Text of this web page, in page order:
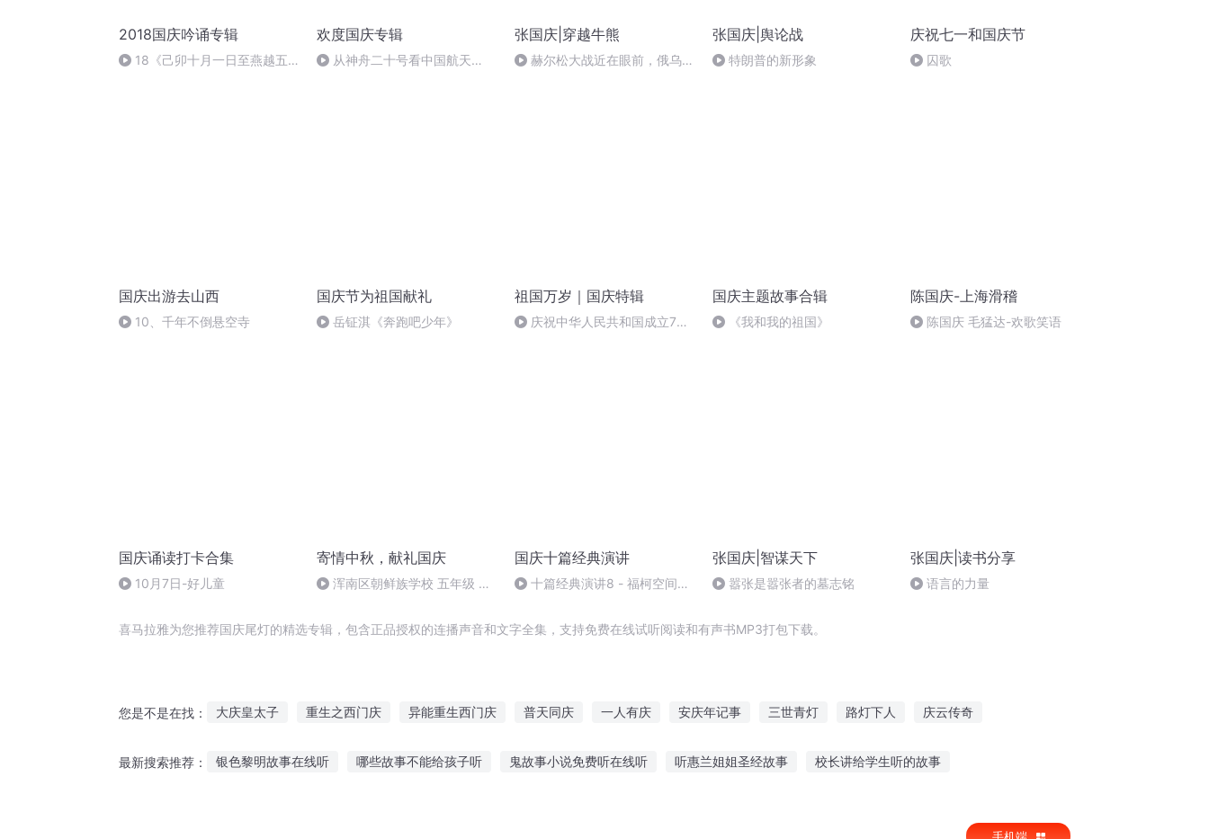
2018国庆吟诵专辑
18《己卯十月一日至燕越五
欢度国庆专辑
从神舟二十号看中国航天
张国庆|穿越牛熊
赫尔松大战近在眼前，俄乌冲
张国庆|舆论战
特朗普的新形象
庆祝七一和国庆节
囚歌
国庆出游去山西
10、千年不倒悬空寺
国庆节为祖国献礼
岳钲淇《奔跑吧少年》
祖国万岁｜国庆特辑
庆祝中华人民共和国成立73
国庆主题故事合辑
《我和我的祖国》
陈国庆-上海滑稽
陈国庆 毛猛达-欢歌笑语
国庆诵读打卡合集
10月7日-好儿童
寄情中秋，献礼国庆
浑南区朝鲜族学校 五年级 孙
国庆十篇经典演讲
十篇经典演讲8 - 福柯空间回
张国庆|智谋天下
嚣张是嚣张者的墓志铭
张国庆|读书分享
语言的力量
喜马拉雅为您推荐国庆尾灯的精选专辑，包含正品授权的连播声音和文字全集，支持免费在线试听阅读和有声书MP3打包下载。
您是不是在找： 大庆皇太子 重生之西门庆 异能重生西门庆 普天同庆 一人有庆 安庆年记事 三世青灯 路灯下人 庆云传奇
最新搜索推荐： 银色黎明故事在线听 哪些故事不能给孩子听 鬼故事小说免费听在线听 听惠兰姐姐圣经故事 校长讲给学生听的故事